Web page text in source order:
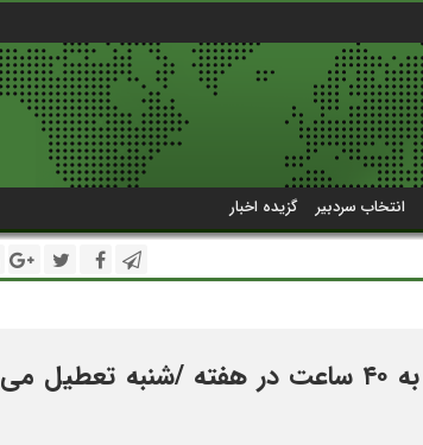
انتخاب سردبیر گزیده اخبار
کاهش ساعت کاری کارمندان به ۴۰ ساعت در هفته /شنبه تعطیل می